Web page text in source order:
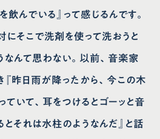
飲んでいる』って感じるんです。
にそこで洗剤を使って洗おうと
なんて思わない。以前、音楽家
『昨日雨が降ったから、今この木
ていて、耳をつけるとゴーッと音
それは水柱のようなんだ』と話